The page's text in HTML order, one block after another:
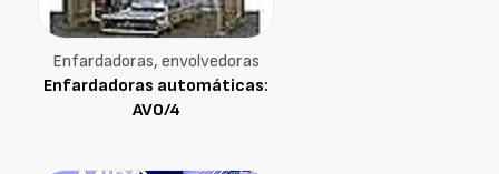
Enfardadoras, envolvedoras
Enfardadoras automáticas:
AVO/4